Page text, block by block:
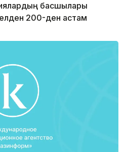
басшылары
200-ден астам